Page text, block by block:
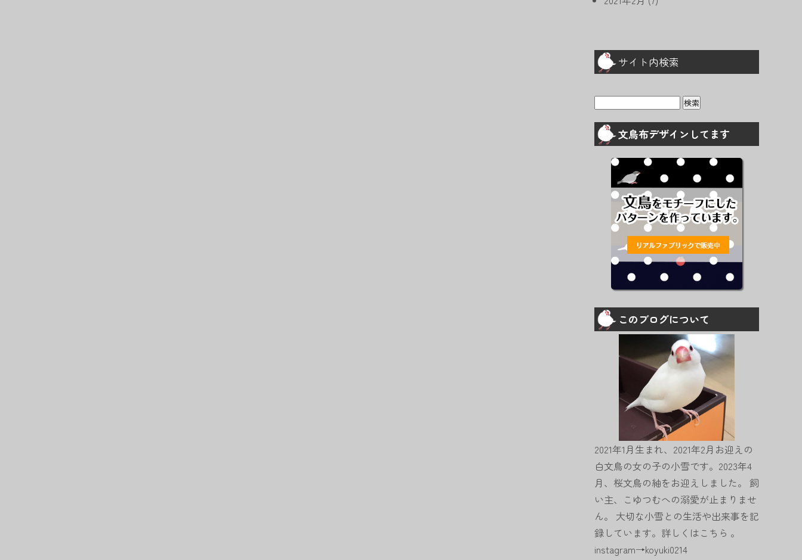
サイト内検索
検
文鳥布デザインしてます
このブログについて
2021年1月生まれ、2021年2月お迎えの
白文鳥の女の子の小雪です。2023年4
月、桜文鳥の紬をお迎えしました。 飼
い主、こゆつむへの溺愛が止まりませ
ん。 大切な小雪との生活や出来事を記
録しています。詳しくはこちら 。
instagram→koyuki0214